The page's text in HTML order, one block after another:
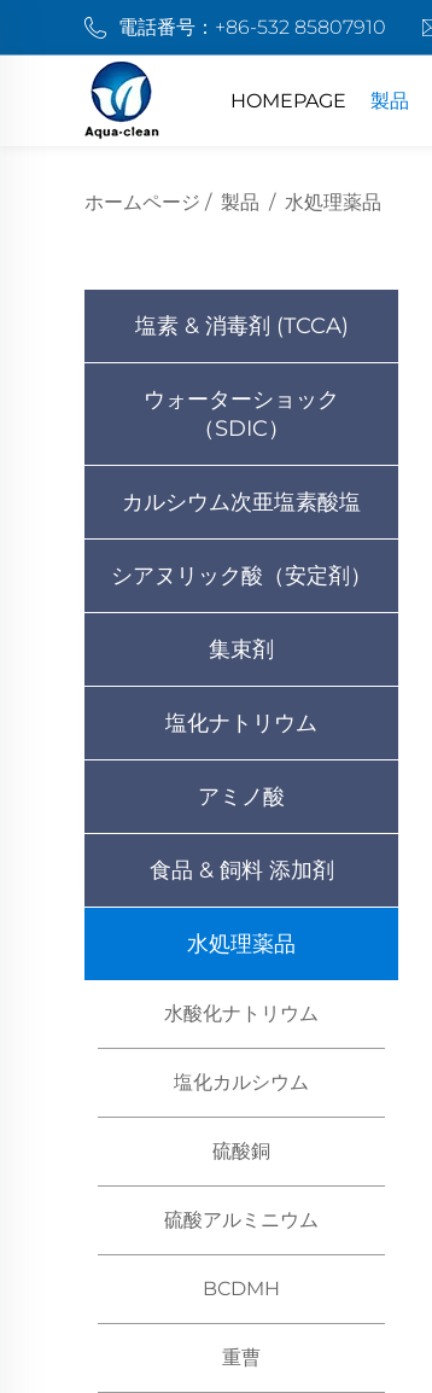
電話番号： +86-532 85807910
HOMEPAGE 製品
ホームページ / 製品 / 水処理薬品
塩素 & 消毒剤 (TCCA)
ウォーターショック
（SDIC）
カルシウム次亜塩素酸塩
シアヌリック酸（安定剤）
集束剤
塩化ナトリウム
アミノ酸
食品 & 飼料 添加剤
水処理薬品
水酸化ナトリウム
塩化カルシウム
硫酸銅
硫酸アルミニウム
BCDMH
重曹